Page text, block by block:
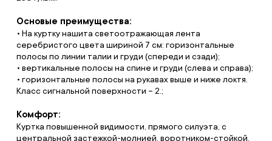
Основые преимущества:
• На куртку нашита светоотражающая лента
серебристого цвета шириной 7 см: горизонтальные
полосы по линии талии и груди (спереди и сзади);
• вертикальные полосы на спине и груди (слева и справа);
• горизонтальные полосы на рукавах выше и ниже локтя.
Класс сигнальной поверхности – 2.;
Комфорт:
Куртка повышенной видимости, прямого силуэта, с
центральной застежкой-молнией, воротником-стойкой,